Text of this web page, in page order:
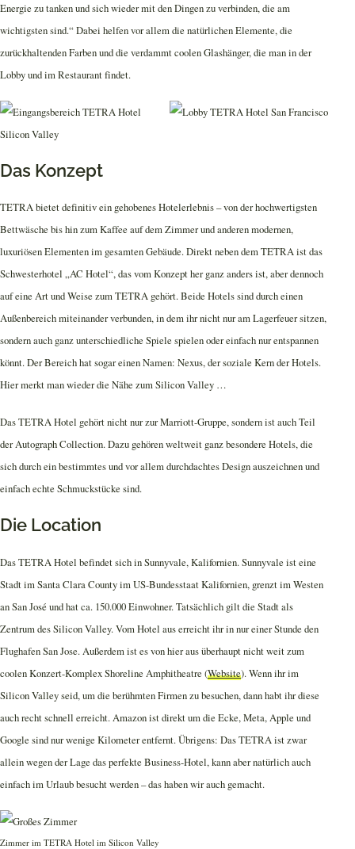
Energie zu tanken und sich wieder mit den Dingen zu verbinden, die am
wichtigsten sind.“ Dabei helfen vor allem die natürlichen Elemente, die
zurückhaltenden Farben und die verdammt coolen Glashänger, die man in der
Lobby und im Restaurant findet.
Das Konzept
TETRA bietet definitiv ein gehobenes Hotelerlebnis – von der hochwertigsten
Bettwäsche bis hin zum Kaffee auf dem Zimmer und anderen modernen,
luxuriösen Elementen im gesamten Gebäude. Direkt neben dem TETRA ist das
Schwesterhotel „AC Hotel“, das vom Konzept her ganz anders ist, aber dennoch
auf eine Art und Weise zum TETRA gehört. Beide Hotels sind durch einen
Außenbereich miteinander verbunden, in dem ihr nicht nur am Lagerfeuer sitzen,
sondern auch ganz unterschiedliche Spiele spielen oder einfach nur entspannen
könnt. Der Bereich hat sogar einen Namen: Nexus, der soziale Kern der Hotels.
Hier merkt man wieder die Nähe zum Silicon Valley …
Das TETRA Hotel gehört nicht nur zur Marriott-Gruppe, sondern ist auch Teil
der Autograph Collection. Dazu gehören weltweit ganz besondere Hotels, die
sich durch ein bestimmtes und vor allem durchdachtes Design auszeichnen und
einfach echte Schmuckstücke sind.
Die Location
Das TETRA Hotel befindet sich in Sunnyvale, Kalifornien. Sunnyvale ist eine
Stadt im Santa Clara County im US-Bundesstaat Kalifornien, grenzt im Westen
an San José und hat ca. 150.000 Einwohner. Tatsächlich gilt die Stadt als
Zentrum des Silicon Valley. Vom Hotel aus erreicht ihr in nur einer Stunde den
Flughafen San Jose. Außerdem ist es von hier aus überhaupt nicht weit zum
coolen Konzert-Komplex Shoreline Amphitheatre (Website). Wenn ihr im
Silicon Valley seid, um die berühmten Firmen zu besuchen, dann habt ihr diese
auch recht schnell erreicht. Amazon ist direkt um die Ecke, Meta, Apple und
Google sind nur wenige Kilometer entfernt. Übrigens: Das TETRA ist zwar
allein wegen der Lage das perfekte Business-Hotel, kann aber natürlich auch
einfach im Urlaub besucht werden – das haben wir auch gemacht.
Zimmer im TETRA Hotel im Silicon Valley